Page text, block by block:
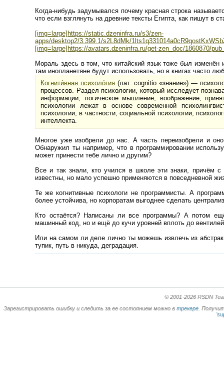
Когда-нибудь задумывался почему красная строка
что если взглянуть на древние тексты Египта, как пишут в
[img=large]https://static.dzeninfra.ru/s3/zen-
apps/desktop2/3.399.1/s2L8dMk/
[img=large]https://avatars.dzeninfra.ru/get-zen_doc/1860870/
Мораль здесь в том, что китайский язык тоже был
там инопланетяне будут использовать, но в книгах часто
Когнити́вная психоло́гия(лат. cognitio «знание») —
процессов. Раздел психологии, который исследует
информации, логическое мышление, воображение,
психологии лежат в основе современной
психологии, в частности, социальной психологии,
интеллекта.
Многое уже изобрели до нас. А часть переизобрели и
Обнаружил ты например, что в программировании
может принести тебе лично и другим?
Все и так знали, кто учился в школе эти знаки, причём
известны, но мало успешно применяются в повседневной
Те же когнитивные психологи не программисты. А
более устойчива, но корпоратам выгоднее сделать
Кто остаётся? Написаны ли все программы? А потом
машинный код, но и ещё до кучи уровней вплоть до
Или на самом ли деле лично ты можешь извлечь из
тупик, путь в никуда, деградация.
© 2001-2026 RSDN
Зарегистрировать ошибку и следить за ее состоянием можно в трекере .